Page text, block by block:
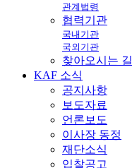
관계법령
협력기관
국내기관
국외기관
찾아오시는 길
KAF 소식
공지사항
보도자료
언론보도
이사장 동정
재단소식
입찰공고